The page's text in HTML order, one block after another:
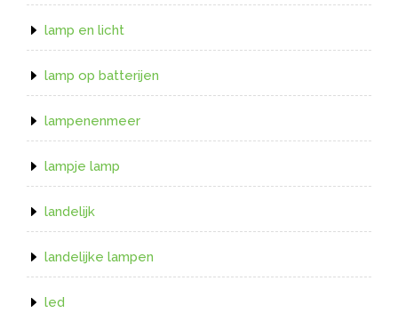
lamp en licht
lamp op batterijen
lampenenmeer
lampje lamp
landelijk
landelijke lampen
led